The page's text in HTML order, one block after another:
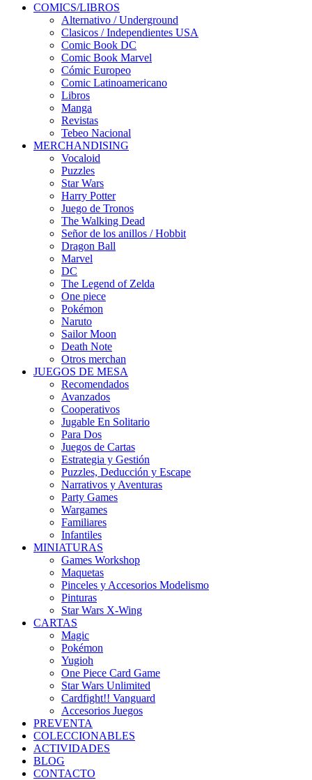
COMICS/LIBROS
Alternativo / Underground
Clasicos / Independientes USA
Comic Book DC
Comic Book Marvel
Cómic Europeo
Comic Latinoamericano
Libros
Manga
Revistas
Tebeo Nacional
MERCHANDISING
Vocaloid
Puzzles
Star Wars
Harry Potter
Juego de Tronos
The Walking Dead
Señor de los anillos / Hobbit
Dragon Ball
Marvel
DC
The Legend of Zelda
One piece
Pokémon
Naruto
Sailor Moon
Death Note
Otros merchan
JUEGOS DE MESA
Recomendados
Avanzados
Cooperativos
Jugable En Solitario
Para Dos
Juegos de Cartas
Estrategia y Gestión
Puzzles, Deducción y Escape
Narrativos y Aventuras
Party Games
Wargames
Familiares
Infantiles
MINIATURAS
Games Workshop
Maquetas
Pinceles y Accesorios Modelismo
Pinturas
Star Wars X-Wing
CARTAS
Magic
Pokémon
Yugioh
One Piece Card Game
Star Wars Unlimited
Cardfight!! Vanguard
Accesorios Juegos
PREVENTA
COLECCIONABLES
ACTIVIDADES
BLOG
CONTACTO